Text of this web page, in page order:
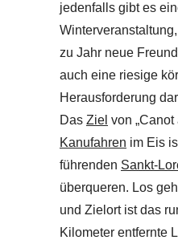
jedenfalls gibt es
zu Jahr neue
auch eine riesige
Herausforderung
Das Ziel von „Canot
Kanufahren im Eis
führenden Sankt-
überqueren. Los
und Zielort ist das
Kilometer entfernte